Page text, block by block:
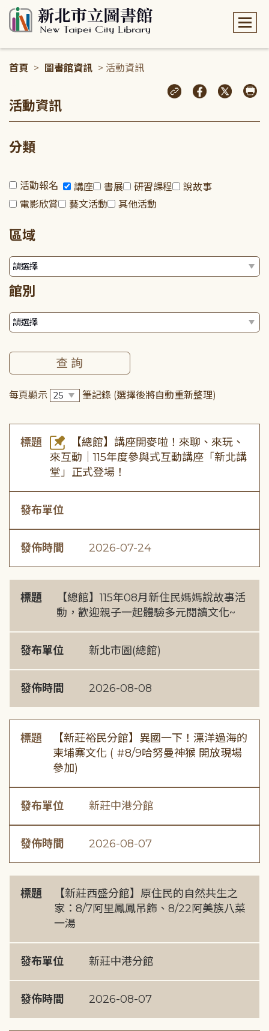
首頁 > 圖書館資訊 > 活動資訊
活動資訊
分類
活動報名 講座 書展 研習課程
說故事
電影欣賞
藝文活動 其他活動
區域
館別
每頁顯示 筆記錄 (選擇後將自動重新整理)
標題
【總館】講座開麥啦！來聊、來玩、
來互動｜115年度參與式互動講座「新北講
堂」正式登場！
發布單位
發佈時間 2026-07-24
標題
【總館】115年08月新住民媽媽說故事活
動，歡迎親子一起體驗多元閱讀文化~
發布單位 新北市圖(總館)
發佈時間 2026-08-08
標題
【新莊裕民分館】異國一下！漂洋過海的
柬埔寨文化 ( #8/9哈努曼神猴 開放現場
參加)
發布單位 新莊中港分館
發佈時間 2026-08-07
標題
【新莊西盛分館】原住民的自然共生之
家：8/7阿里鳳鳳吊飾、8/22阿美族八菜
一湯
發布單位 新莊中港分館
發佈時間 2026-08-07